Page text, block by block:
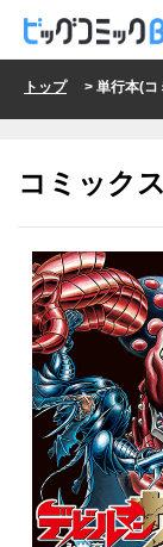
トップ> 単行本(コ
コミックス